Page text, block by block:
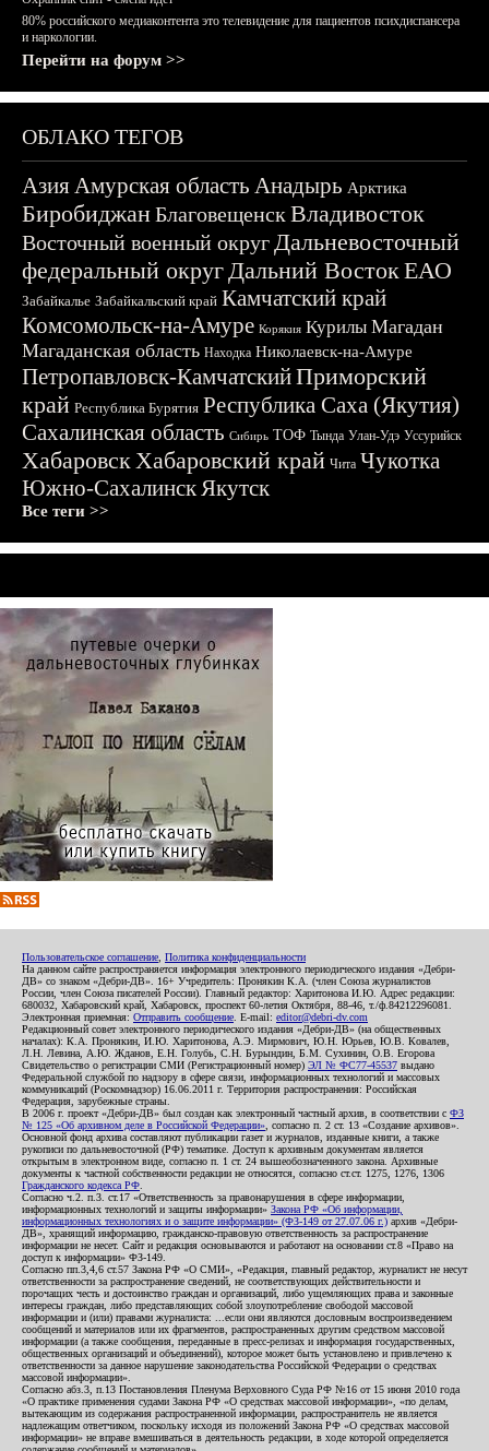
80% российского медиаконтента это телевидение для пациентов психдиспансера
и наркологии.
Перейти на форум >>
ОБЛАКО ТЕГОВ
АзияАмурская область Анадырь Арктика
БиробиджанБлаговещенскВладивосток
Восточный военный округДальневосточный
федеральный округДальний ВостокЕАО
Забайкалье Забайкальский край Камчатский край
Комсомольск-на-Амуре Корякия Курилы Магадан
Магаданская область Находка Николаевск-на-Амуре
Петропавловск-КамчатскийПриморский
край Республика Бурятия Республика Саха (Якутия)
Сахалинская область Сибирь ТОФ Тында Улан-Удэ Уссурийск
ХабаровскХабаровский край Чита Чукотка
Южно-СахалинскЯкутск
Все теги >>
Пользовательское соглашение Политика конфиденциальности
На данном сайте распространяется информация электронного периодического издания «Дебри-
ДВ» со знаком «Дебри-ДВ». 16+ Учредитель: Пронякин К.А. (член Союза журналистов
России, член Союза писателей России). Главный редактор: Харитонова И.Ю. Адрес редакции:
680032, Хабаровский край, Хабаровск, проспект 60-летия Октября, 88-46, т./ф.84212296081.
Электронная приемная: Отправить сообщение . E-mail: editor@debri-dv.com
Редакционный совет электронного периодического издания «Дебри-ДВ» (на общественных
началах): К.А. Пронякин, И.Ю. Харитонова, А.Э. Мирмович, Ю.Н. Юрьев, Ю.В. Ковалев,
Л.Н. Левина, А.Ю. Жданов, Е.Н. Голубь, С.Н. Бурындин, Б.М. Сухинин, О.В. Егорова
Свидетельство о регистрации СМИ (Регистрационный номер) ЭЛ № ФС77-45537 выдано
Федеральной службой по надзору в сфере связи, информационных технологий и массовых
коммуникаций (Роскомнадзор) 16.06.2011 г. Территория распространения: Российская
Федерация, зарубежные страны.
В 2006 г. проект «Дебри-ДВ» был создан как электронный частный архив, в соответствии с ФЗ
№ 125 «Об архивном деле в Российской Федерации» , согласно п. 2 ст. 13 «Создание архивов».
Основной фонд архива составляют публикации газет и журналов, изданные книги, а также
рукописи по дальневосточной (РФ) тематике. Доступ к архивным документам является
открытым в электронном виде, согласно п. 1 ст. 24 вышеобозначенного закона. Архивные
документы к частной собственности редакции не относятся, согласно ст.ст. 1275, 1276, 1306
Гражданского кодекса РФ
Согласно ч.2. п.3. ст.17 «Ответственность за правонарушения в сфере информации,
информационных технологий и защиты информации» Закона РФ «Об информации,
информационных технологиях и о защите информации» (ФЗ-149 от 27.07.06 г.) архив «Дебри-
ДВ», хранящий информацию, гражданско-правовую ответственность за распространение
информации не несет. Сайт и редакция основываются и работают на основании ст.8 «Право на
доступ к информации» ФЗ-149.
Согласно пп.3,4,6 ст.57 Закона РФ «О СМИ», «Редакция, главный редактор, журналист не несут
ответственности за распространение сведений, не соответствующих действительности и
порочащих честь и достоинство граждан и организаций, либо ущемляющих права и законные
интересы граждан, либо представляющих собой злоупотребление свободой массовой
информации и (или) правами журналиста: ...если они являются дословным воспроизведением
сообщений и материалов или их фрагментов, распространенных другим средством массовой
информации (а также сообщения, переданные в пресс-релизах и информация государственных,
общественных организаций и объединений), которое может быть установлено и привлечено к
ответственности за данное нарушение законодательства Российской Федерации о средствах
массовой информации».
Согласно абз.3, п.13 Постановления Пленума Верховного Суда РФ №16 от 15 июня 2010 года
«О практике применения судами Закона РФ «О средствах массовой информации», «по делам,
вытекающим из содержания распространенной информации, распространитель не является
надлежащим ответчиком, поскольку исходя из положений Закона РФ «О средствах массовой
информации» не вправе вмешиваться в деятельность редакции, в ходе которой определяется